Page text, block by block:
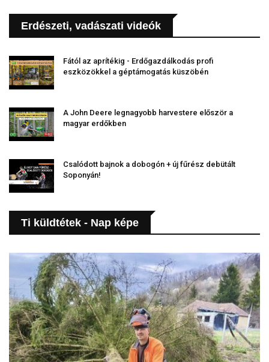
Erdészeti, vadászati videók
Fától az aprítékig - Erdőgazdálkodás profi
eszközökkel a géptámogatás küszöbén
A John Deere legnagyobb harvestere először a
magyar erdőkben
Csalódott bajnok a dobogón + új fűrész debütált
Soponyán!
Ti küldtétek - Nap képe